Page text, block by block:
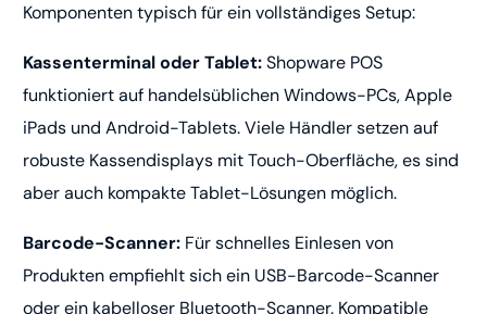
Komponenten typisch für ein vollständiges Setup:
Kassenterminal oder Tablet:Shopware POS
funktioniert auf handelsüblichen Windows-PCs, Apple
iPads und Android-Tablets. Viele Händler setzen auf
robuste Kassendisplays mit Touch-Oberfläche, es sind
aber auch kompakte Tablet-Lösungen möglich.
Barcode-Scanner: Für schnelles Einlesen von
Produkten empfiehlt sich ein USB-Barcode-Scanner
oder ein kabelloser Bluetooth-Scanner. Kompatible